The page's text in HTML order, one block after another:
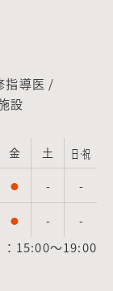
指導医 /
設
金 土
日·祝
● - -
● - -
15:00～19:00